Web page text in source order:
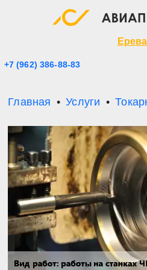
+7 (962) 386-88-83
Главная Услуги
Экспресс
* - обязательные поля для
Прикрепить файл (до 20
Отправить